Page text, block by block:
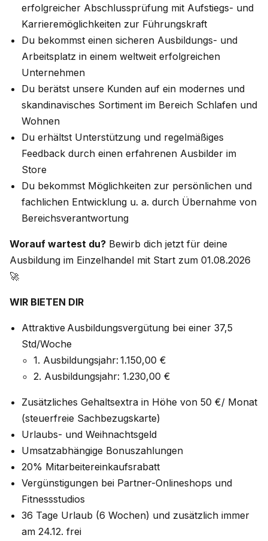
erfolgreicher Abschlussprüfung mit Aufstiegs- und
Karrieremöglichkeiten zur Führungskraft
Du bekommst einen sicheren Ausbildungs- und
Arbeitsplatz in einem weltweit erfolgreichen
Unternehmen
Du berätst unsere Kunden auf ein modernes und
skandinavisches Sortiment im Bereich Schlafen und
Wohnen
Du erhältst Unterstützung und regelmäßiges
Feedback durch einen erfahrenen Ausbilder im
Store
Du bekommst Möglichkeiten zur persönlichen und
fachlichen Entwicklung u. a. durch Übernahme von
Bereichsverantwortung
Worauf wartest du? Bewirb dich jetzt für deine
Ausbildung im Einzelhandel mit Start zum 01.08.2026
🚀
WIR BIETEN DIR
Attraktive Ausbildungsvergütung bei einer 37,5
Std/Woche
1. Ausbildungsjahr: 1.150,00 €
2. Ausbildungsjahr: 1.230,00 €
Zusätzliches Gehaltsextra in Höhe von 50 €/ Monat
(steuerfreie Sachbezugskarte)
Urlaubs- und Weihnachtsgeld
Umsatzabhängige Bonuszahlungen
20% Mitarbeitereinkaufsrabatt
Vergünstigungen bei Partner-Onlineshops und
Fitnessstudios
36 Tage Urlaub (6 Wochen) und zusätzlich immer
am 24.12. frei